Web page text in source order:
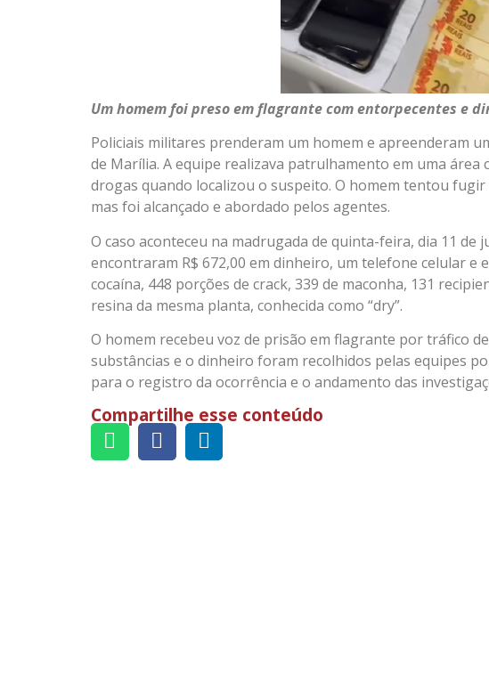
Um homem foi preso em flagrante com entorpecentes e
Policiais militares prenderam um homem e apreenderam
de Marília. A equipe realizava patrulhamento em uma área
drogas quando localizou o suspeito. O homem tentou
mas foi alcançado e abordado pelos agentes.
O caso aconteceu na madrugada de quinta-feira, dia 11 de
encontraram R$ 672,00 em dinheiro, um telefone celular e
cocaína, 448 porções de crack, 339 de maconha, 131
resina da mesma planta, conhecida como “dry”.
O homem recebeu voz de prisão em flagrante por tráfico
substâncias e o dinheiro foram recolhidos pelas equipes
para o registro da ocorrência e o andamento das
Compartilhe esse conteúdo